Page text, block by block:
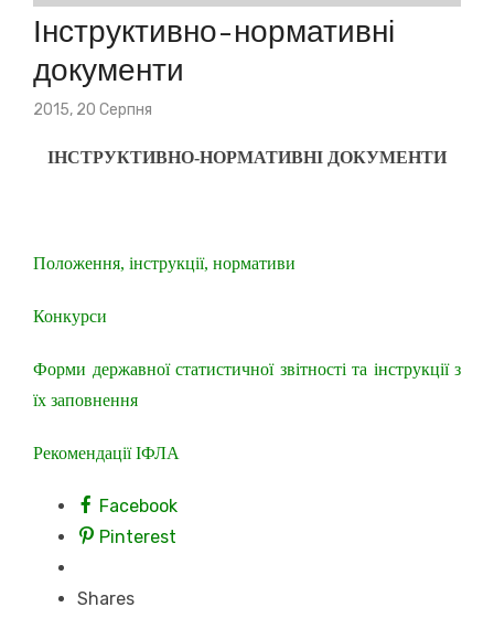
Інструктивно-нормативні
документи
Posted
2015, 20 Серпня
ІНСТРУКТИВНО-НОРМАТИВНІ ДОКУМЕНТИ
Положення, інструкції, нормативи
Конкурси
Форми державної статистичної звітності та інструкції з
їх заповнення
Рекомендації ІФЛА
Facebook
Pinterest
Shares